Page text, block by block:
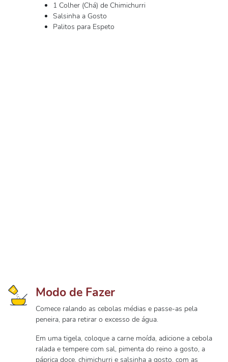
1 Colher (Chá) de Chimichurri
Salsinha a Gosto
Palitos para Espeto
Modo de Fazer
Comece ralando as cebolas médias e passe-as pela
peneira, para retirar o excesso de água.
Em uma tigela, coloque a carne moída, adicione a cebola
ralada e tempere com sal, pimenta do reino a gosto, a
páprica doce, chimichurri e salsinha a gosto, com as